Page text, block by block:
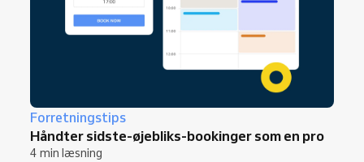
Forretningstips
Håndter sidste-øjebliks-bookinger som en pro
4 min læsning